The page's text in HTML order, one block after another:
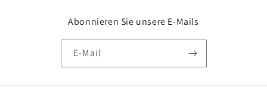
Abonnieren Sie unsere E-Mails
E-Mail